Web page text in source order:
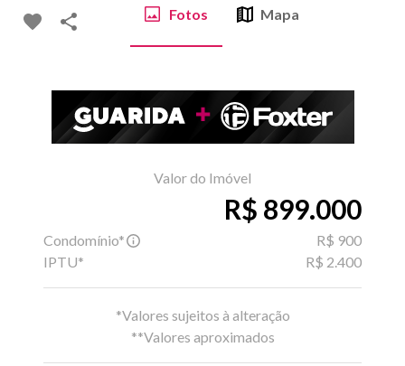
Fotos Mapa
Valor do Imóvel
R$ 899.000
Condomínio*
R$ 900
IPTU*
R$ 2.400
*Valores sujeitos à alteração
**Valores aproximados